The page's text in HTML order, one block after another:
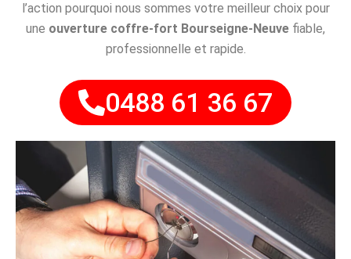
l’action pourquoi nous sommes votre meilleur choix pour
une ouverture coffre-fort Bourseigne-Neuve fiable,
professionnelle et rapide.
0488 61 36 67